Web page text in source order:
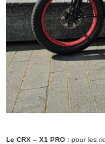
Le CRX – X1 PRO: pour les